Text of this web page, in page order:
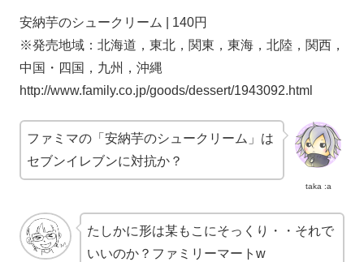
安納芋のシュークリーム | 140円
※発売地域：北海道，東北，関東，東海，北陸，関西，
中国・四国，九州，沖縄
http://www.family.co.jp/goods/dessert/1943092.html
taka :a
ファミマの「安納芋のシュークリーム」は
セブンイレブンに対抗か？
たしかに形は某もこにそっくり・・それで
いいのか？ファミリーマートw